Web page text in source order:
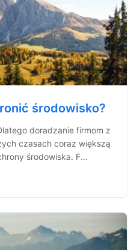
środowisko?
doradzanie firmom z
czasach coraz większą
środowiska. F...